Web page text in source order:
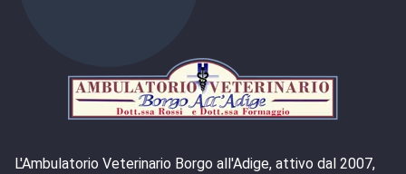
L'Ambulatorio Veterinario Borgo all'Adige, attivo dal 2007,